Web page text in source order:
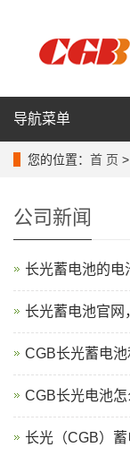
导航菜单
您的位置： 首 页 >
公司新闻
长光蓄电池的电
长光蓄电池官网
CGB长光蓄电池
CGB长光电池
长光（CGB）